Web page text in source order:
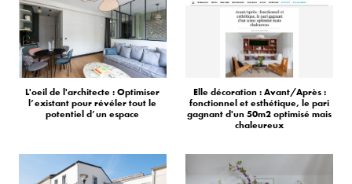
L'oeil de l'architecte : Optimiser
l’existant pour révéler tout le
potentiel d’un espace
Elle décoration : Avant/Après :
fonctionnel et esthétique, le pari
gagnant d'un 50m2 optimisé mais
chaleureux